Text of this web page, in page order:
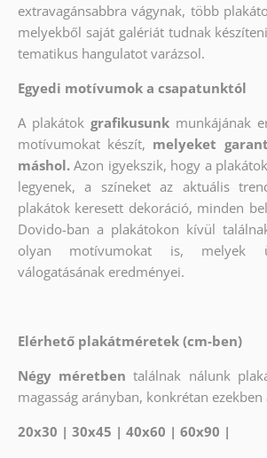
extravagánsabbra vágynak, több
melyekből saját galériát tudnak
tematikus hangulatot varázsol.
Egyedi motívumok a csapatunktól
A plakátok grafikusunk munkájának
motívumokat készít, melyeket
máshol. Azon igyekszik, hogy a
legyenek, a színeket az aktuális
plakátok keresett dekoráció, minden
Dovido-ban a plakátokon kívül
olyan motívumokat is, melyek
válogatásának eredményei.
Elérhető plakátméretek (cm-ben)
Négy méretben találnak nálunk
magasság arányban, konkrétan
20x30 | 30x45 | 40x60 | 60x90 |